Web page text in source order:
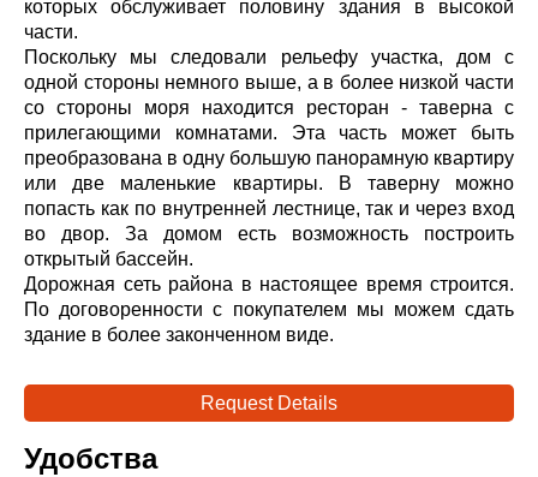
которых обслуживает половину здания в высокой
части.
Поскольку мы следовали рельефу участка, дом с
одной стороны немного выше, а в более низкой части
со стороны моря находится ресторан - таверна с
прилегающими комнатами. Эта часть может быть
преобразована в одну большую панорамную квартиру
или две маленькие квартиры. В таверну можно
попасть как по внутренней лестнице, так и через вход
во двор. За домом есть возможность построить
открытый бассейн.
Дорожная сеть района в настоящее время строится.
По договоренности с покупателем мы можем сдать
здание в более законченном виде.
Request Details
Удобства